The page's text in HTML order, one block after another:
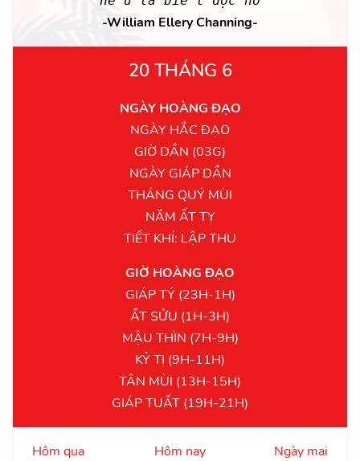
-William Ellery Channing-
20 THÁNG 6
NGÀY HOÀNG ĐẠO
NGÀY HẮC ĐẠO
GIỜ DẦN (03G)
NGÀY GIÁP DẦN
THÁNG QUÝ MÙI
NĂM ẤT TỴ
TIẾT KHÍ: LẬP THU
GIỜ HOÀNG ĐẠO
GIÁP TÝ (23H-1H)
ẤT SỬU (1H-3H)
MẬU THÌN (7H-9H)
KỶ TỊ (9H-11H)
TÂN MÙI (13H-15H)
GIÁP TUẤT (19H-21H)
Hôm qua Hôm nay Ngày mai